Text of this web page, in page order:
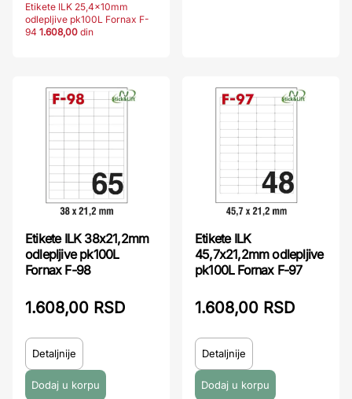
Etikete ILK 25,4x10mm
odlepljive pk100L Fornax F-
94 1.608,00 din
Etikete ILK 38x21,2mm
odlepljive pk100L
Fornax F-98
1.608,00 RSD
Detaljnije
Etikete ILK
45,7x21,2mm odlepljive
pk100L Fornax F-97
1.608,00 RSD
Detaljnije